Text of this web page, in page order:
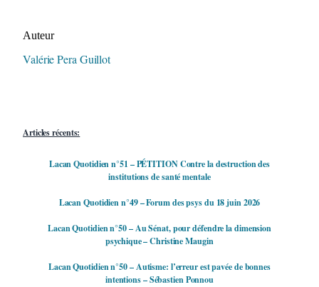
Auteur
Valérie Pera Guillot
Articles récents:
Lacan Quotidien n°51 – PÉTITION Contre la destruction des
institutions de santé mentale
Lacan Quotidien n°49 – Forum des psys du 18 juin 2026
Lacan Quotidien n°50 – Au Sénat, pour défendre la dimension
psychique – Christine Maugin
Lacan Quotidien n°50 – Autisme: l’erreur est pavée de bonnes
intentions – Sébastien Ponnou